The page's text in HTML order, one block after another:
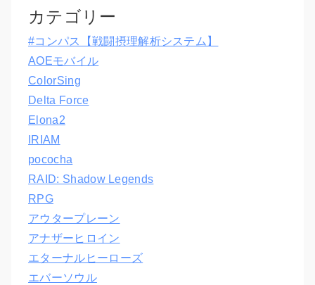
カテゴリー
#コンパス【戦闘摂理解析システム】
AOEモバイル
ColorSing
Delta Force
Elona2
IRIAM
pococha
RAID: Shadow Legends
RPG
アウタープレーン
アナザーヒロイン
エターナルヒーローズ
エバーソウル